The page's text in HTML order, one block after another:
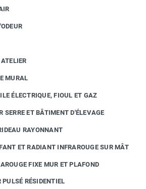
MURAL
ÉLECTRIQUE, FIOUL ET GAZ
SERRE ET BÂTIMENT D'ÉLEVAGE
RAYONNANT
ET RADIANT INFRAROUGE SUR MÂT
FIXE MUR ET PLAFOND
RÉSIDENTIEL